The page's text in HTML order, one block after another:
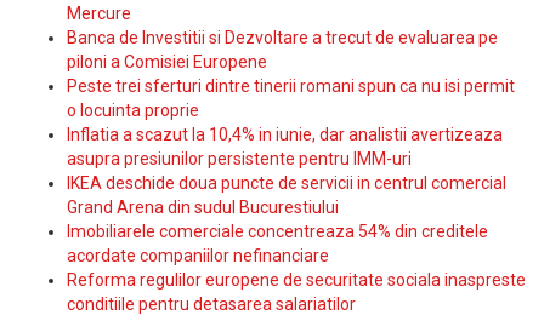
Mercure
Banca de Investitii si Dezvoltare a trecut de evaluarea pe
piloni a Comisiei Europene
Peste trei sferturi dintre tinerii romani spun ca nu isi permit
o locuinta proprie
Inflatia a scazut la 10,4% in iunie, dar analistii avertizeaza
asupra presiunilor persistente pentru IMM-uri
IKEA deschide doua puncte de servicii in centrul comercial
Grand Arena din sudul Bucurestiului
Imobiliarele comerciale concentreaza 54% din creditele
acordate companiilor nefinanciare
Reforma regulilor europene de securitate sociala inaspreste
conditiile pentru detasarea salariatilor